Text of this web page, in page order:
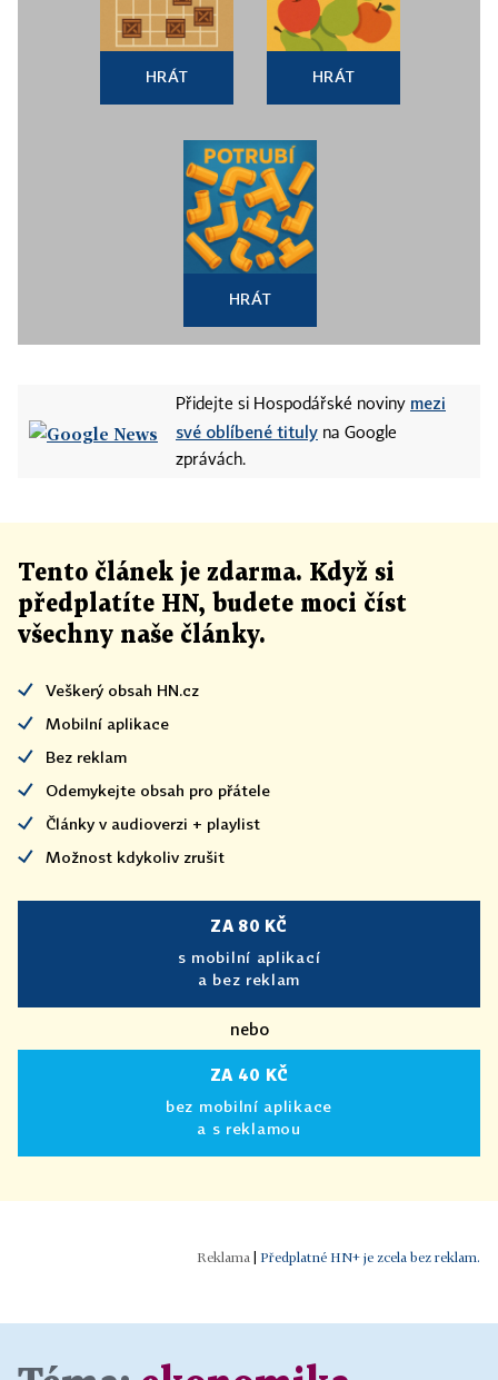
HRÁT HRÁT
HRÁT
Přidejte si Hospodářské noviny mezi
své oblíbené tituly na Google
zprávách.
Tento článek je zdarma. Když si
předplatíte HN, budete moci číst
všechny naše články.
Veškerý obsah HN.cz
Mobilní aplikace
Bez reklam
Odemykejte obsah pro přátele
Články v audioverzi + playlist
Možnost kdykoliv zrušit
ZA 80 KČ
s mobilní aplikací
a bez reklam
nebo
ZA 40 KČ
bez mobilní aplikace
a s reklamou
Předplatné HN+ je zcela bez reklam.